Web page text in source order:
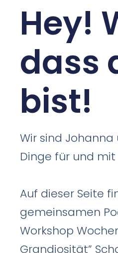
Hey!
dass
bist!
Wir sind
Dinge für und
Auf dieser Seite
gemeinsamen
Workshop
Grandiosität”